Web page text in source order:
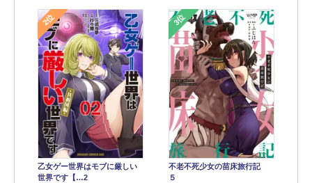
2位
乙女ゲー世界はモブに厳しい
世界です【…2
3位
不老不死少女の苗床旅行記
５